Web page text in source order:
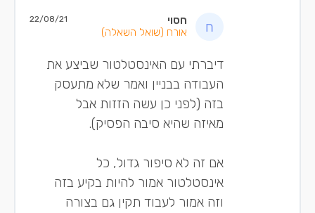
חסוי
אורח (שואל השאלה)
22/08/21
דיברתי עם האינסטלטור שביצע את
העבודה בבניין ואמר שלא מתעסק
בזה (לפני כן עשה הזזות אבל
מאיזה שהיא סיבה הפסיק).
אם זה לא סיפור גדול, כל
אינסטלטור אמור להיות בקיע בזה
וזה אמור לעבוד תקין גם בצורה